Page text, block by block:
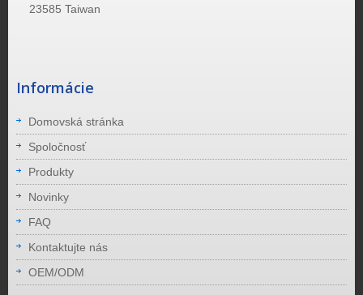
23585 Taiwan
Informácie
Domovská stránka
Spoločnosť
Produkty
Novinky
FAQ
Kontaktujte nás
OEM/ODM